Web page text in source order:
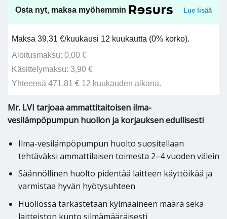
Osta nyt, maksa myöhemmin Lue lisää
Maksa 39,31 €/kuukausi 12 kuukautta (0% korko).
Aloitusmaksu: 0,00 €
Käsittelymaksu: 3,90 €
Yhteensä 471,81 € 12 kuukauden aikana.
Mr. LVI tarjoaa ammattitaitoisen ilma-
vesilämpöpumpun huollon ja korjauksen edullisesti
Ilma-vesilämpöpumpun huolto suositellaan
tehtäväksi ammattilaisen toimesta 2–4 vuoden välein
Säännöllinen huolto pidentää laitteen käyttöikää ja
varmistaa hyvän hyötysuhteen
Huollossa tarkastetaan kylmäaineen määrä sekä
laitteiston kunto silmämääräisesti